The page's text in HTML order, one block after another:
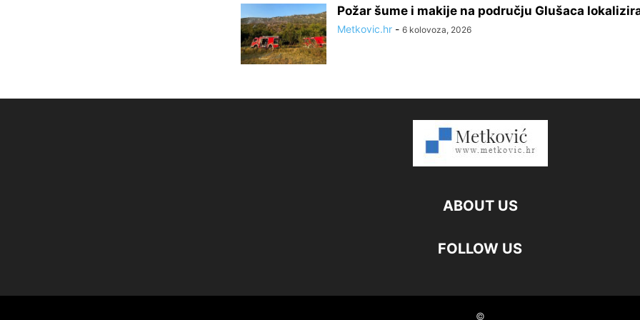
Požar šume i makije na području Glušaca
Metkovic.hr - 6 kolovoza, 2026
ABOUT US
FOLLOW US
©